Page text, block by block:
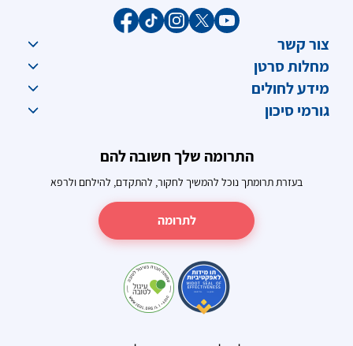
מחלות סרטן
מידע לחולים
גורמי סיכון
צור קשר
התרומה שלך חשובה להם
בעזרת תרומתך נוכל להמשיך לחקור, להתקדם, להילחם ולרפא
לתרומה